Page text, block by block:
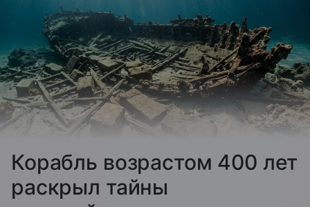
Корабль возрастом 400 лет
раскрыл тайны